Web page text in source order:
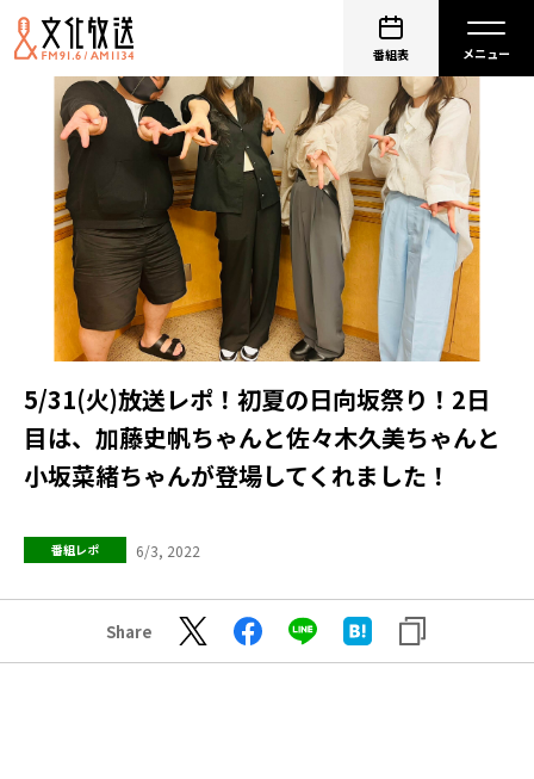
番組表
5/31(火)放送レポ！初夏の日向坂祭り！2日
目は、加藤史帆ちゃんと佐々木久美ちゃんと
小坂菜緒ちゃんが登場してくれました！
番組レポ 6/3, 2022
Share